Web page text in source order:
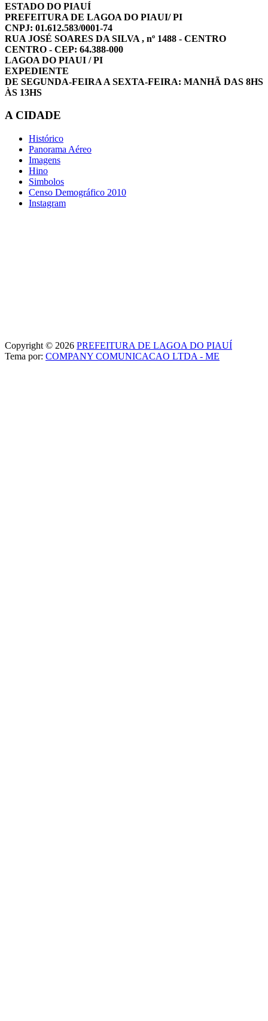
ESTADO DO PIAUÍ
PREFEITURA DE LAGOA DO PIAUI/ PI
CNPJ: 01.612.583/0001-74
RUA JOSÉ SOARES DA SILVA , nº 1488 - CENTRO
CENTRO - CEP: 64.388-000
LAGOA DO PIAUI / PI
EXPEDIENTE
DE SEGUNDA-FEIRA A SEXTA-FEIRA: MANHÃ DAS 8HS
ÀS 13HS
A CIDADE
Histórico
Panorama Aéreo
Imagens
Hino
Simbolos
Censo Demográfico 2010
Instagram
Copyright © 2026 PREFEITURA DE LAGOA DO PIAUÍ
Tema por: COMPANY COMUNICACAO LTDA - ME